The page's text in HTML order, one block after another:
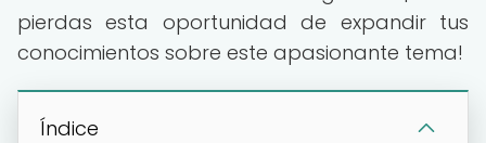
pierdas esta oportunidad de expandir tus
conocimientos sobre este apasionante tema!
Índice